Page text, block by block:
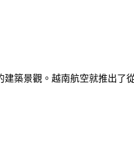
築景觀。越南航空就推出了